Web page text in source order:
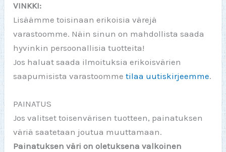
VINKKI:
Lisäämme toisinaan erikoisia värejä
varastoomme. Näin sinun on mahdollista saada
hyvinkin persoonallisia tuotteita!
Jos haluat saada ilmoituksia erikoisvärien
saapumisista varastoommetilaa uutiskirjeemme.
PAINATUS
Jos valitset toisenvärisen tuotteen, painatuksen
väriä saatetaan joutua muuttamaan.
Painatuksen väri on oletuksena valkoinen